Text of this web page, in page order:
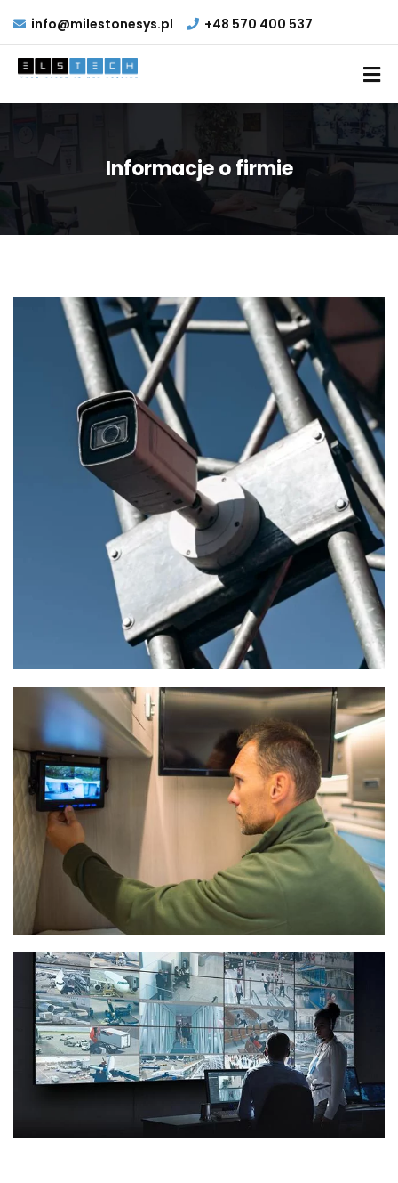
info@milestonesys.pl +48 570 400 537
Informacje o firmie